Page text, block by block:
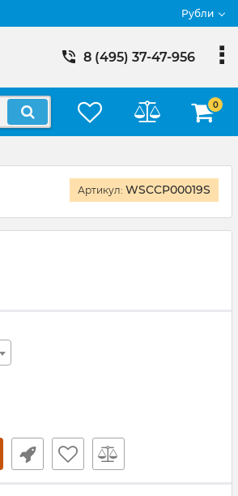
Рубли
8 (495) 37-47-956
0
Артикул: WSCCP00019S